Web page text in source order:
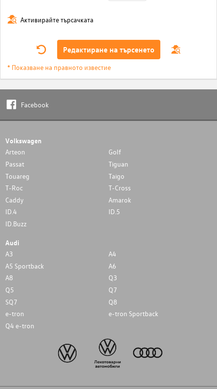
Активирайте търсачката
Редактиране на търсенето
* Показване на правното известие
Facebook
Volkswagen
Arteon
Golf
Passat
Tiguan
Touareg
Taigo
T-Roc
T-Cross
Caddy
Amarok
ID.4
ID.5
ID.Buzz
Audi
A3
A4
A5 Sportback
A6
A8
Q3
Q5
Q7
SQ7
Q8
e-tron
e-tron Sportback
Q4 e-tron